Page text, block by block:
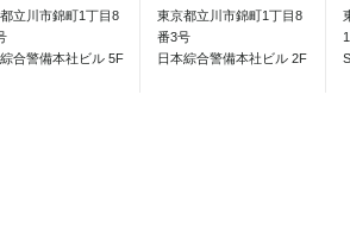
立川市錦町1丁目8
合警備本社ビル 5F
東京都立川市錦町1丁目8
番3号
日本綜合警備本社ビル 2F